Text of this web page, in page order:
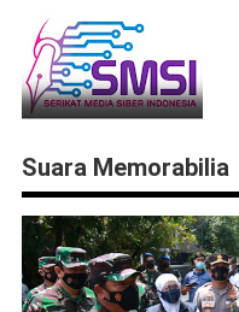
Suara Memorabilia